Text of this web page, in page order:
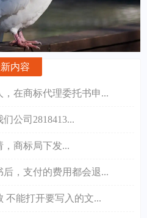
内容
在商标代理委托书申...
公司2818413...
，商标局下发...
，支付的费用都会退...
不能打开要写入的文...